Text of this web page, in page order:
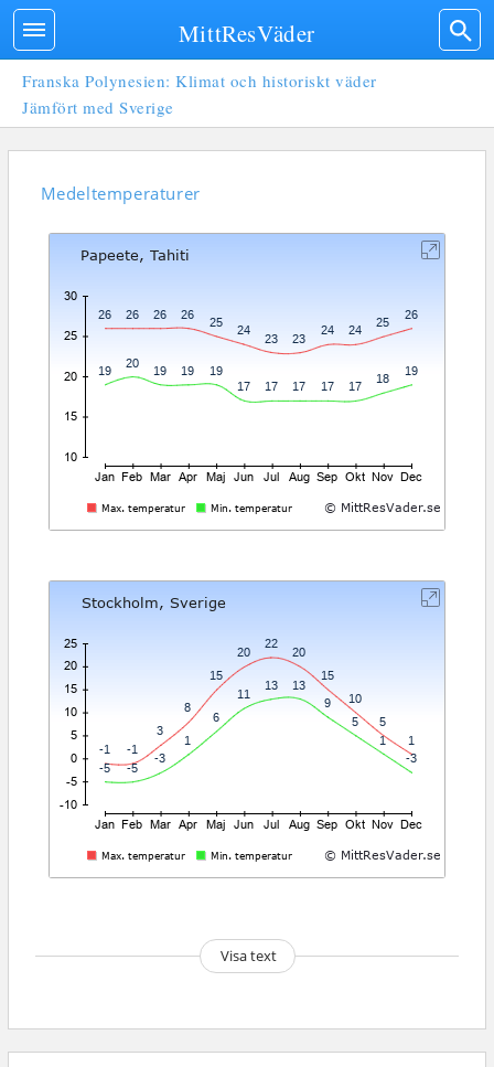
Franska Polynesien: Klimat och historiskt väder
Jämfört med Sverige
Medeltemperaturer
Visa text
MittResVäder